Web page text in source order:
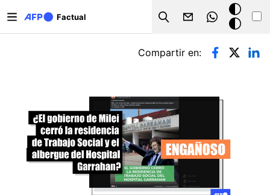
Factual
Search
Modo
oscuro
Solapas principales
Compartir en: